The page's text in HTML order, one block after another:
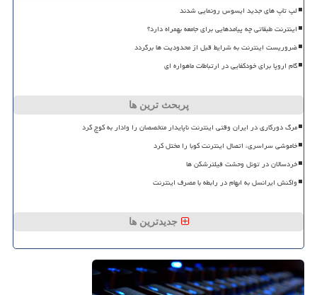
لپ تاپ های جدید ایسوس رونمایی شدند
اینترنت طبقاتی چه پیامدهایی برای جامعه بهمراه دارد؟
ضروریست اینترنت به شرایط قبل از محدودیت ها برگردد
گام اروپا برای خودکفایی در ارتباطات ماهواره ای
پربحث ترین ها
مرگ دورکاری در ایران وقتی اینترنت ناپایدار متخصصان را وادار به کوچ کرد
خاموشی سراسری، اتصال اینترنت کوبا را مختل کرد
خردسالان در تونل وحشت فیلترشکن ها
واکنش ایرانسل به ابهام در رابطه با مصرف اینترنت
جدیدترین ها